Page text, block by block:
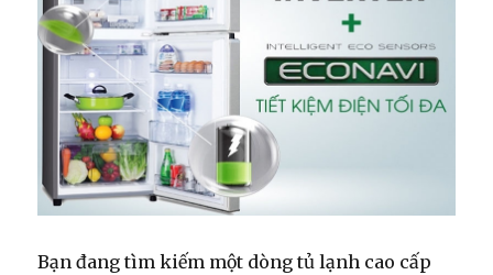
Bạn đang tìm kiếm một dòng tủ lạnh cao cấp